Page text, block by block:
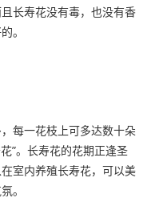
长寿花没有毒，也没有香
。
每一花枝上可多达数十朵
”。长寿花的花期正逢圣
室内养殖长寿花，可以美
。